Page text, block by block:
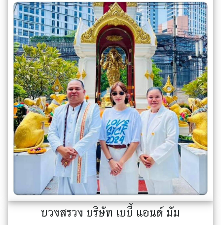
บวงสรวง บริษัท เบบี้ แอนด์ มัม